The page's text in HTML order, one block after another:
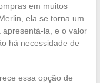
em muitos
ela se torna um
la, e o valor
há necessidade de
essa opção de